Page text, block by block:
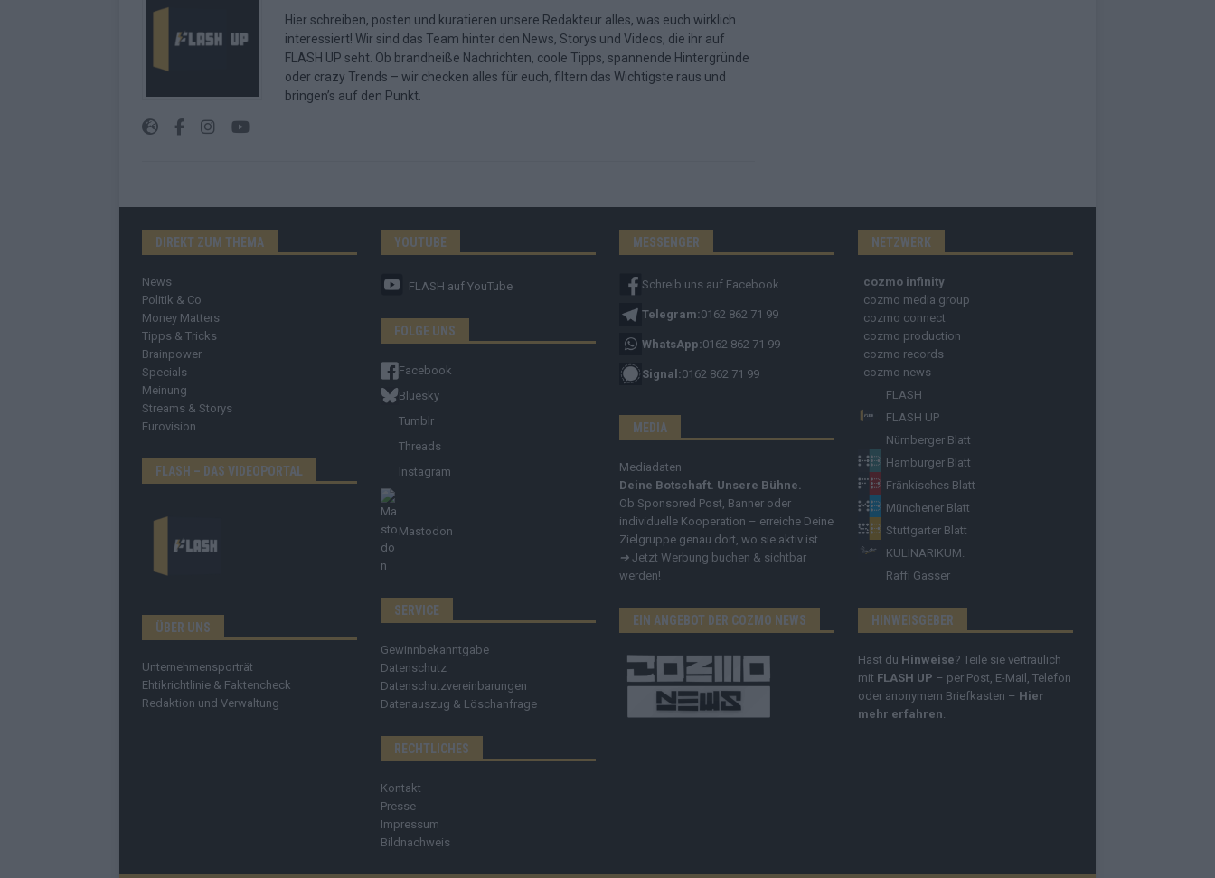
Hier schreiben, posten und kuratieren unsere Redakteur alles, was euch wirklich
interessiert! Wir sind das Team hinter den News, Storys und Videos, die ihr auf
FLASH UP seht. Ob brandheiße Nachrichten, coole Tipps, spannende Hintergründe
oder crazy Trends – wir checken alles für euch, filtern das Wichtigste raus und
bringen’s auf den Punkt.
DIREKT ZUM THEMA
News
Politik & Co
Money Matters
Tipps & Tricks
Brainpower
Specials
Meinung
Streams & Storys
Eurovision
FLASH – DAS VIDEOPORTAL
ÜBER UNS
Unternehmensporträt
Ehtikrichtlinie & Faktencheck
Redaktion und Verwaltung
YOUTUBE
FLASH auf YouTube
FOLGE UNS
Facebook
Bluesky
Tumblr
Threads
Instagram
Mastodon
SERVICE
Gewinnbekanntgabe
Datenschutz
Datenschutzvereinbarungen
Datenauszug & Löschanfrage
RECHTLICHES
Kontakt
Presse
Impressum
Bildnachweis
MESSENGER
Schreib uns auf Facebook
Telegram:0162 862 71 99
WhatsApp:0162 862 71 99
Signal:0162 862 71 99
MEDIA
Mediadaten
Deine Botschaft. Unsere Bühne.
Ob Sponsored Post, Banner oder
individuelle Kooperation – erreiche Deine
Zielgruppe genau dort, wo sie aktiv ist.
➔ Jetzt Werbung buchen & sichtbar
werden!
EIN ANGEBOT DER COZMO NEWS
NETZWERK
cozmo infinity
cozmo media group
cozmo connect
cozmo production
cozmo records
cozmo news
FLASH
FLASH UP
Nürnberger Blatt
Hamburger Blatt
Fränkisches Blatt
Münchener Blatt
Stuttgarter Blatt
KULINARIKUM.
Raffi Gasser
HINWEISGEBER
Hast du Hinweise? Teile sie vertraulich
mit FLASH UP – per Post, E-Mail, Telefon
oder anonymem Briefkasten – Hier
mehr erfahren.